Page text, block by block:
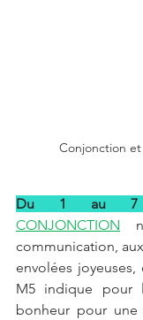
Conjonction
Du 1 au
CONJONCTION
communication,
envolées
M5 indique pour
bonheur pour une